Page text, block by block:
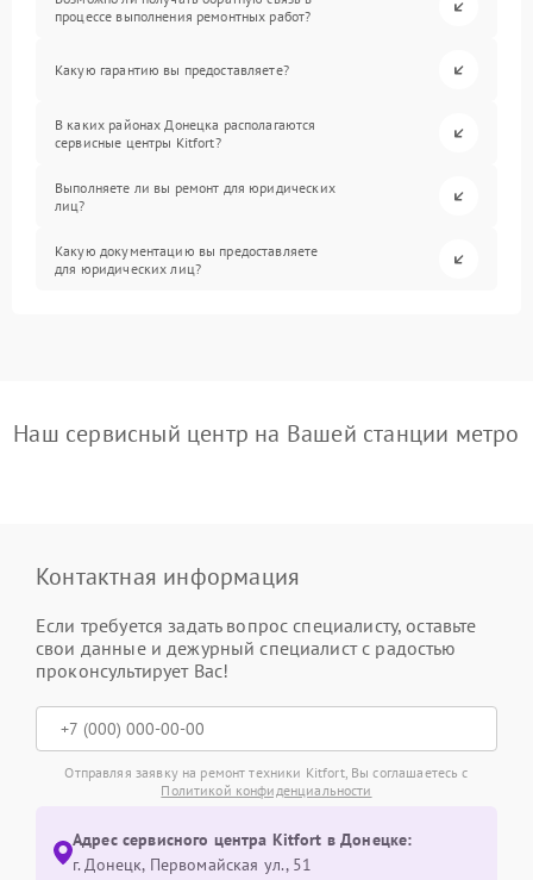
процессе выполнения ремонтных работ?
Какую гарантию вы предоставляете?
В каких районах Донецка располагаются
сервисные центры Kitfort?
Выполняете ли вы ремонт для юридических
лиц?
Какую документацию вы предоставляете
для юридических лиц?
Наш сервисный центр на Вашей станции метро
Контактная информация
Если требуется задать вопрос специалисту, оставьте
свои данные и дежурный специалист с радостью
проконсультирует Вас!
Отправляя заявку на ремонт техники Kitfort, Вы соглашаетесь с
Политикой конфиденциальности
Адрес сервисного центра Kitfort в Донецке:
г. Донецк, Первомайская ул., 51